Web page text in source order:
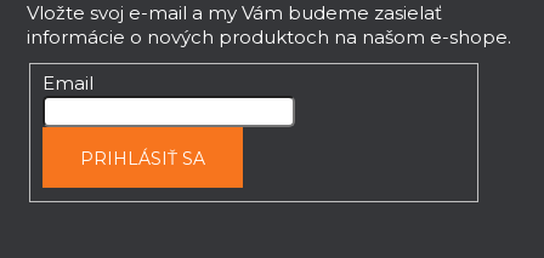
Vložte svoj e-mail a my Vám budeme zasielať
informácie o nových produktoch na našom e-shope.
Email
PRIHLÁSIŤ SA